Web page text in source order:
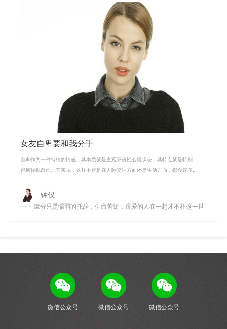
女友自卑要和我分手
自卑作为一种特殊的情感，其本质就是主观评价性心理状态，其特点就是特别
容易轻视自己。其实呢，这样不管是在人际交往方面还是生活方面，都会或多
钟仪
—— 缘分只是懦弱的托辞，生命苦短，跟爱的人在一起才不枉这一世
微信公众号 微信公众号 微信公众号